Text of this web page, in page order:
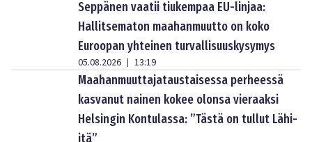
Seppänen vaatii tiukempaa EU-linjaa:
Hallitsematon maahanmuutto on koko
Euroopan yhteinen turvallisuuskysymys
05.08.2026 | 13:19
Maahanmuuttajataustaisessa perheessä
kasvanut nainen kokee olonsa vieraaksi
Helsingin Kontulassa: ”Tästä on tullut Lähi-
itä”